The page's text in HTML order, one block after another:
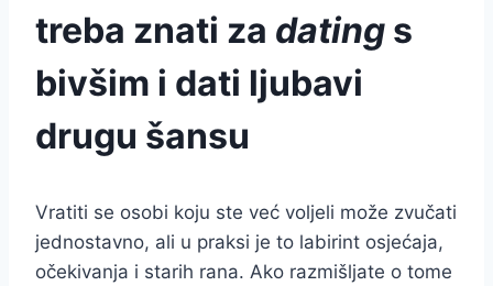
treba znati za dating s
bivšim i dati ljubavi
drugu šansu
Vratiti se osobi koju ste već voljeli može zvučati
jednostavno, ali u praksi je to labirint osjećaja,
očekivanja i starih rana. Ako razmišljate o tome